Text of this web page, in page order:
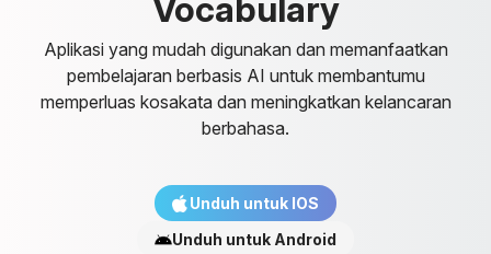
Vocabulary
Aplikasi yang mudah digunakan dan memanfaatkan
pembelajaran berbasis AI untuk membantumu
memperluas kosakata dan meningkatkan kelancaran
berbahasa.
Unduh untuk IOS
Unduh untuk Android